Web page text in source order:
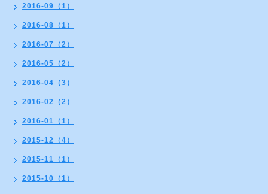
2016-09（1）
2016-08（1）
2016-07（2）
2016-05（2）
2016-04（3）
2016-02（2）
2016-01（1）
2015-12（4）
2015-11（1）
2015-10（1）